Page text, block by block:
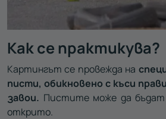
Как се практикува?
Картингът се провежда на
писти, обикновено с къси
завои. Пистите може да
открито.